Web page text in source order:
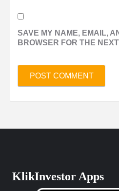
SAVE MY NAME, EMAIL,
BROWSER FOR THE
KlikInvestor Apps